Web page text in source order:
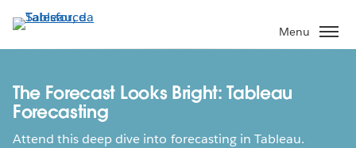
Pular
para
o
principal
Menu
The Forecast Looks Bright: Tableau
Forecasting
Attend this deep dive into forecasting in Tableau.